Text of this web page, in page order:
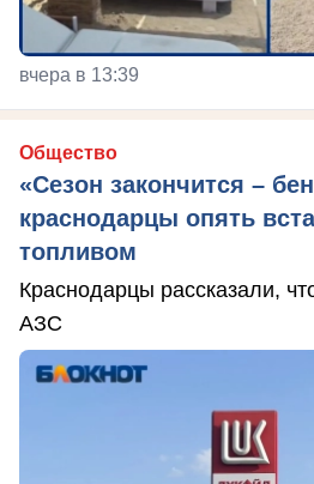
вчера в 13:39
Общество
«Сезон закончится –
краснодарцы опять
топливом
Краснодарцы рассказали,
АЗС